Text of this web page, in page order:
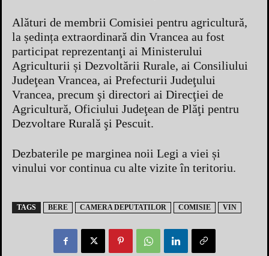
Alături de membrii Comisiei pentru agricultură,
la ședința extraordinară din Vrancea au fost
participat reprezentanţi ai Ministerului
Agriculturii și Dezvoltării Rurale, ai Consiliului
Judeţean Vrancea, ai Prefecturii Judeţului
Vrancea, precum şi directori ai Direcţiei de
Agricultură, Oficiului Judeţean de Plăţi pentru
Dezvoltare Rurală şi Pescuit.
Dezbaterile pe marginea noii Legi a viei și
vinului vor continua cu alte vizite în teritoriu.
TAGS BERE CAMERA DEPUTATILOR COMISIE VIN